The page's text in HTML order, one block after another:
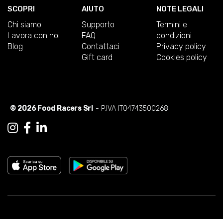
SCOPRI
Chi siamo
Lavora con noi
Blog
AIUTO
Supporto
FAQ
Contattaci
Gift card
NOTE LEGALI
Termini e
condizioni
Privacy policy
Cookies policy
© 2026 Food Racers Srl - P.IVA IT04743500268